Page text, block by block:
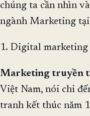
chúng ta cần nhìn
ngành Marketing
1. Digital
Marketing truyền
Việt Nam, nói chi
tranh kết thúc năm